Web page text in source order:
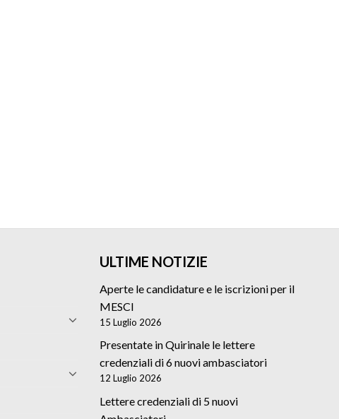
ULTIME NOTIZIE
Aperte le candidature e le iscrizioni per il
MESCI
15 Luglio 2026
Presentate in Quirinale le lettere
credenziali di 6 nuovi ambasciatori
12 Luglio 2026
Lettere credenziali di 5 nuovi